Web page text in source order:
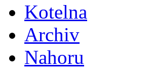
Kotelna
Archiv
Nahoru